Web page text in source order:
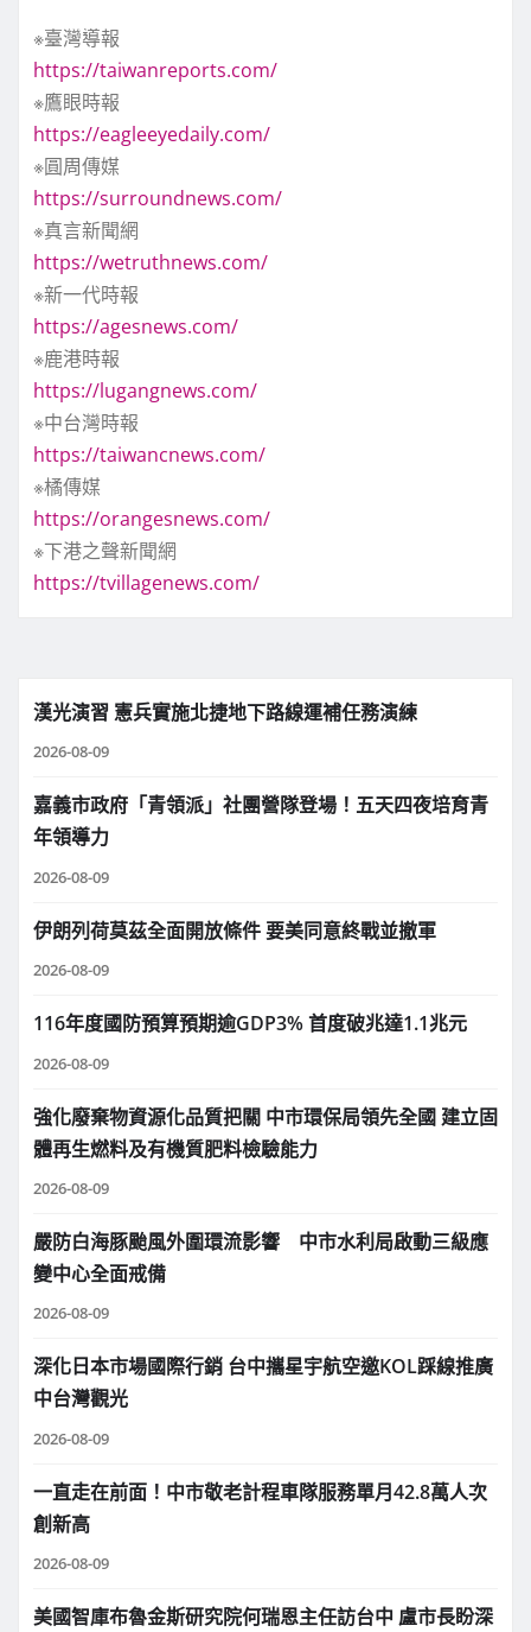
※臺灣導報
https://taiwanreports.com/
※鷹眼時報
https://eagleeyedaily.com/
※圓周傳媒
https://surroundnews.com/
※真言新聞網
https://wetruthnews.com/
※新一代時報
https://agesnews.com/
※鹿港時報
https://lugangnews.com/
※中台灣時報
https://taiwancnews.com/
※橘傳媒
https://orangesnews.com/
※下港之聲新聞網
https://tvillagenews.com/
漢光演習 憲兵實施北捷地下路線運補任務演練
2026-08-09
嘉義市政府「青領派」社團營隊登場！五天四夜培育青
年領導力
2026-08-09
伊朗列荷莫茲全面開放條件 要美同意終戰並撤軍
2026-08-09
116年度國防預算預期逾GDP3% 首度破兆達1.1兆元
2026-08-09
強化廢棄物資源化品質把關 中市環保局領先全國 建立固
體再生燃料及有機質肥料檢驗能力
2026-08-09
嚴防白海豚颱風外圍環流影響 中市水利局啟動三級應
變中心全面戒備
2026-08-09
深化日本市場國際行銷 台中攜星宇航空邀KOL踩線推廣
中台灣觀光
2026-08-09
一直走在前面！中市敬老計程車隊服務單月42.8萬人次
創新高
2026-08-09
美國智庫布魯金斯研究院何瑞恩主任訪台中 盧市長盼深